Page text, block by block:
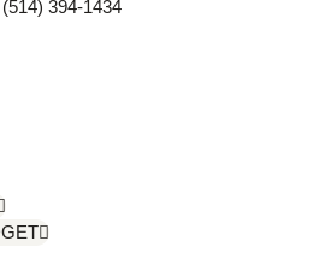
(514) 394-1434